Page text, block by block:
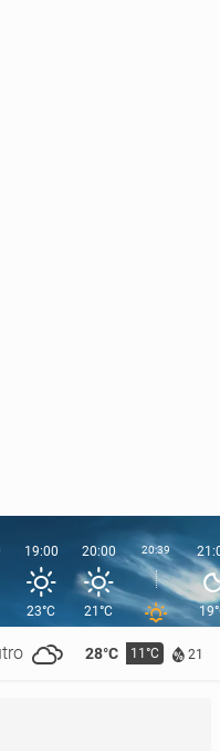
28°C 11°C 21
19:00
23°C
20:00
21°C
20:39